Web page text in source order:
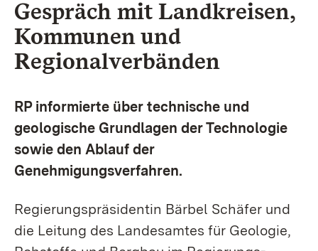
Gespräch mit Landkreisen,
Kommunen und
Regionalverbänden
RP informierte über technische und
geologische Grundlagen der Technologie
sowie den Ablauf der
Genehmigungsverfahren.
Regierungspräsidentin Bärbel Schäfer und
die Leitung des Landesamtes für Geologie,